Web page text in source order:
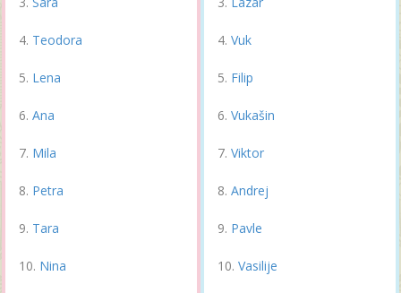
Teodora
Lena
Ana
Mila
Petra
Tara
Nina
Vuk
Filip
Vukašin
Viktor
Andrej
Pavle
Vasilije